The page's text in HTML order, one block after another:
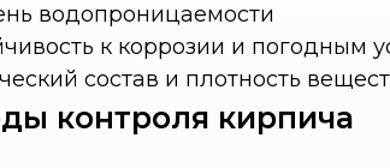
водопроницаемости
к коррозии и погодным
состав и плотность
контроля кирпича